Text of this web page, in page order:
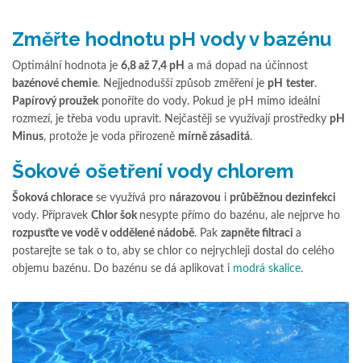
Změřte hodnotu pH vody v bazénu
Optimální hodnota je 6,8 až 7,4 pH a má dopad na účinnost
bazénové chemie. Nejjednodušší způsob změření je pH tester.
Papírový proužekponoříte do vody. Pokud je pH mimo ideální
rozmezí, je třeba vodu upravit. Nejčastěji se využívají prostředky pH
Minus, protože je voda přirozeně mírně zásaditá.
Šokové ošetření vody chlorem
Šoková chlorace se využívá pro nárazovou i průběžnou dezinfekci
vody. Přípravek Chlor šok nesypte přímo do bazénu, ale nejprve ho
rozpusťte ve vodě v oddělené nádobě. Pak zapněte filtraci a
postarejte se tak o to, aby se chlor co nejrychleji dostal do celého
objemu bazénu. Do bazénu se dá aplikovat i modrá skalice.